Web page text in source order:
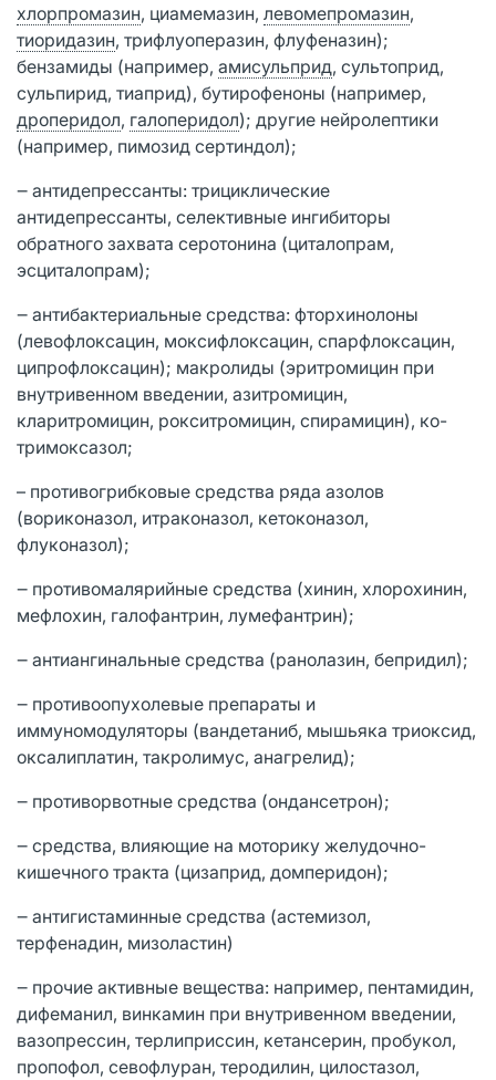
хлорпромазин, циамемазин, левомепромазин,
тиоридазин, трифлуоперазин, флуфеназин);
бензамиды (например, амисульприд, сультоприд,
сульпирид, тиаприд), бутирофеноны (например,
дроперидол, галоперидол); другие нейролептики
(например, пимозид сертиндол);
‒ антидепрессанты: трициклические
антидепрессанты, селективные ингибиторы
обратного захвата серотонина (циталопрам,
эсциталопрам);
‒ антибактериальные средства: фторхинолоны
(левофлоксацин, моксифлоксацин, спарфлоксацин,
ципрофлоксацин); макролиды (эритромицин при
внутривенном введении, азитромицин,
кларитромицин, рокситромицин, спирамицин), ко-
тримоксазол;
– противогрибковые средства ряда азолов
(вориконазол, итраконазол, кетоконазол,
флуконазол);
‒ противомалярийные средства (хинин, хлорохинин,
мефлохин, галофантрин, лумефантрин);
‒ антиангинальные средства (ранолазин, бепридил);
‒ противоопухолевые препараты и
иммуномодуляторы (вандетаниб, мышьяка триоксид,
оксалиплатин, такролимус, анагрелид);
‒ противорвотные средства (ондансетрон);
‒ средства, влияющие на моторику желудочно-
кишечного тракта (цизаприд, домперидон);
‒ антигистаминные средства (астемизол,
терфенадин, мизоластин)
‒ прочие активные вещества: например, пентамидин,
дифеманил, винкамин при внутривенном введении,
вазопрессин, терлиприссин, кетансерин, пробукол,
пропофол, севофлуран, теродилин, цилостазол,